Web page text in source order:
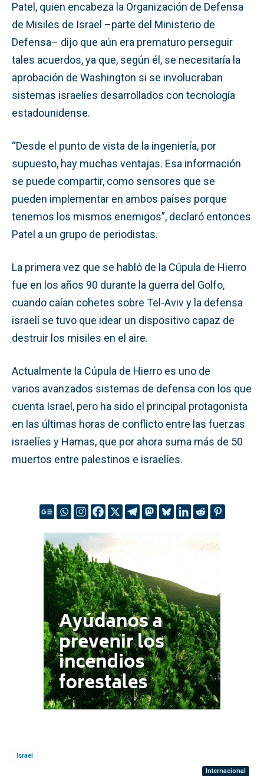
Patel, quien encabeza la Organización de Defensa
de Misiles de Israel –parte del Ministerio de
Defensa– dijo que aún era prematuro perseguir
tales acuerdos, ya que, según él, se necesitaría la
aprobación de Washington si se involucraban
sistemas israelíes desarrollados con tecnología
estadounidense.
“Desde el punto de vista de la ingeniería, por
supuesto, hay muchas ventajas. Esa información
se puede compartir, como sensores que se
pueden implementar en ambos países porque
tenemos los mismos enemigos”, declaró entonces
Patel a un grupo de periodistas.
La primera vez que se habló de la Cúpula de Hierro
fue en los años 90 durante la guerra del Golfo,
cuando caían cohetes sobre Tel-Aviv y la defensa
israelí se tuvo que idear un dispositivo capaz de
destruir los misiles en el aire.
Actualmente la Cúpula de Hierro es uno de
varios avanzados sistemas de defensa con los que
cuenta Israel, pero ha sido el principal protagonista
en las últimas horas de conflicto entre las fuerzas
israelíes y Hamas, que por ahora suma más de 50
muertos entre palestinos e israelíes.
Israel
Internacional